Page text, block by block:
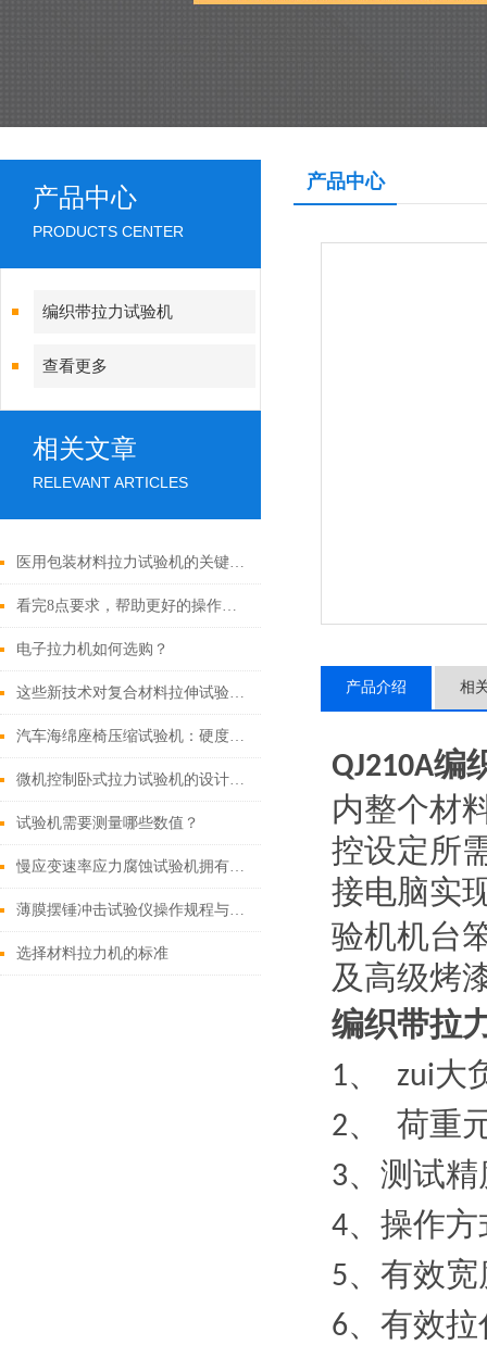
产品中心
PRODUCTS CENTER
编织带拉力试验机
查看更多
相关文章
RELEVANT ARTICLES
医用包装材料拉力试验机的关键技术参数有哪些？
看完8点要求，帮助更好的操作剥离强度试验机
电子拉力机如何选购？
这些新技术对复合材料拉伸试验机的成本有何影响？
汽车海绵座椅压缩试验机：硬度、回弹与疲劳
微机控制卧式拉力试验机的设计与维护要点
试验机需要测量哪些数值？
慢应变速率应力腐蚀试验机拥有以下四大特点
薄膜摆锤冲击试验仪操作规程与测试原理简析
选择材料拉力机的标准
产品中心
产品介绍 相
QJ210A编
内整个材
控设定所
接电脑实
验机机台
及高级烤
编织带拉
1、 zui大
2、 荷重
3、测试
4、操作
5、有效
6、有效